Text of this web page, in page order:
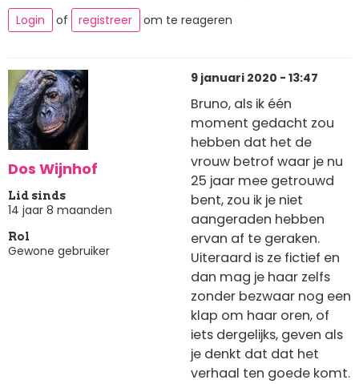
Login of registreer om te reageren
Dos Wijnhof
Lid sinds
14 jaar 8 maanden
Rol
Gewone gebruiker
9 januari 2020 - 13:47
Bruno, als ik één
moment gedacht zou
hebben dat het de
vrouw betrof waar je nu
25 jaar mee getrouwd
bent, zou ik je niet
aangeraden hebben
ervan af te geraken.
Uiteraard is ze fictief en
dan mag je haar zelfs
zonder bezwaar nog een
klap om haar oren, of
iets dergelijks, geven als
je denkt dat dat het
verhaal ten goede komt.